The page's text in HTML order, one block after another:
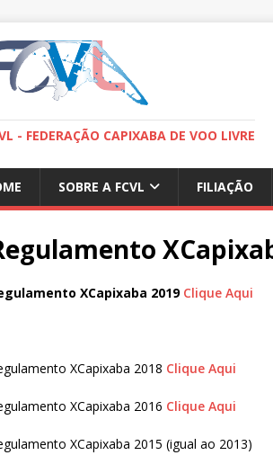
- FEDERAÇÃO CAPIXABA DE VOO LIVRE
SOBRE A FCVL FILIAÇÃO
XCapixaba 2019 Clique Aqui
XCapixaba 2018 Clique Aqui
XCapixaba 2016 Clique Aqui
XCapixaba 2015 (igual ao 2013)